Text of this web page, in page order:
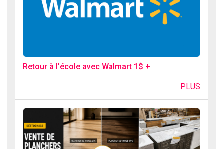
Retour à l'école avec Walmart 1$ +
PLUS